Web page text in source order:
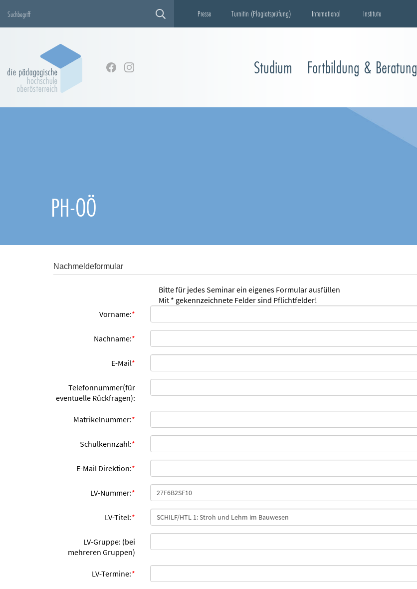
Presse Turnitin (Plagiatsprüfung) International Institute
Studium Fortbildung & Beratung
PH-OÖ
Nachmeldeformular
Bitte für jedes Seminar ein eigenes Formular ausfüllen
Mit * gekennzeichnete Felder sind Pflichtfelder!
Vorname:*
Nachname:*
E-Mail*
Telefonnummer(für
eventuelle Rückfragen):
Matrikelnummer:*
Schulkennzahl:*
E-Mail Direktion:*
LV-Nummer:*
LV-Titel:*
LV-Gruppe: (bei
mehreren Gruppen)
LV-Termine:*